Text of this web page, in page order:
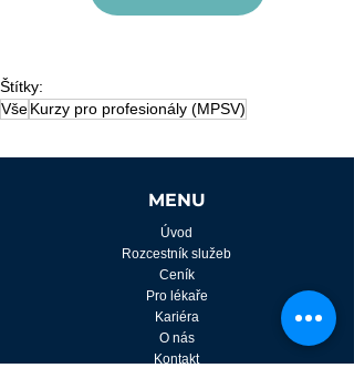
Štítky:
VšeKurzy pro profesionály (MPSV)
MENU
Úvod
Rozcestník služeb
Ceník
Pro lékaře
Kariéra
O nás
Kontakt